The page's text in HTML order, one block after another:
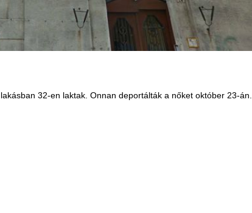
32-en laktak. Onnan deportálták a nőket október 23-án.